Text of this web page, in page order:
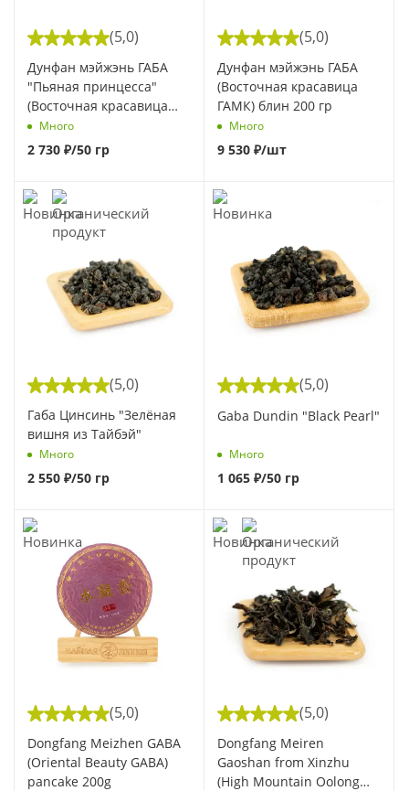
(5,0)
Дунфан мэйжэнь ГАБА
"Пьяная принцесса"
(Восточная красавица
ГАМК)
Много
2 730 ₽/50 гр
(5,0)
Дунфан мэйжэнь ГАБА
(Восточная красавица
ГАМК) блин 200 гр
Много
9 530 ₽/шт
(5,0)
Габа Цинсинь "Зелёная
вишня из Тайбэй"
Много
2 550 ₽/50 гр
(5,0)
Gaba Dundin "Black Pearl"
Много
1 065 ₽/50 гр
(5,0)
Dongfang Meizhen GABA
(Oriental Beauty GABA)
pancake 200g
(5,0)
Dongfang Meiren
Gaoshan from Xinzhu
(High Mountain Oolong